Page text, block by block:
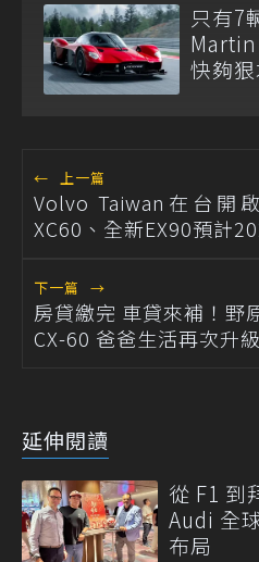
只有7
快夠
← 上一篇
Volvo Taiwan在台開
XC60、全新EX90預計
下一篇 →
房貸繳完 車貸來補！野
CX-60 爸爸生活再次升級
延伸閱讀
從 F1 到
Audi 全
布局